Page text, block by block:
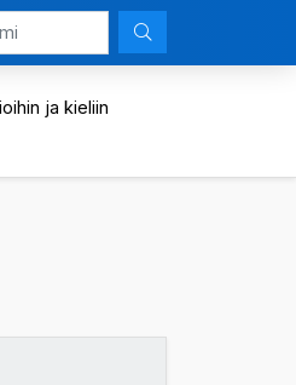
ja kieliin